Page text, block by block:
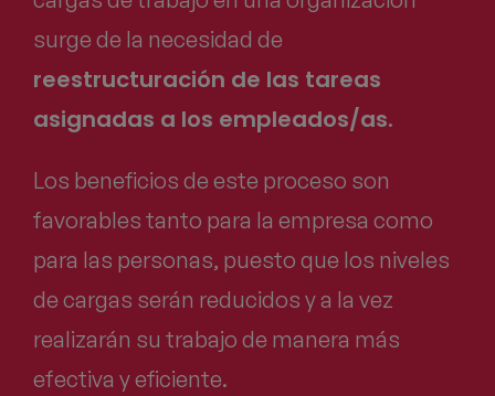
surge de la necesidad de
reestructuración de las tareas
asignadas a los empleados/as.
Los beneficios de este proceso son
favorables tanto para la empresa como
para las personas, puesto que los niveles
de cargas serán reducidos y a la vez
realizarán su trabajo de manera más
efectiva y eficiente.